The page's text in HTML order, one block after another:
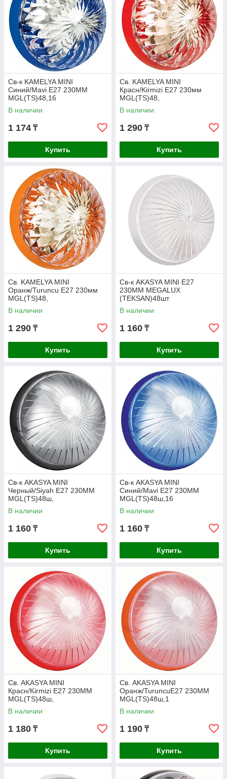
Св-к KAMELYA MINI
Синий/Mavi E27 230MM
MGL(TS)48,16
В наличии
1 174 ₸
Купить
Св. KAMELYA MINI
Красн/Kirmizi E27 230мм
MGL(TS)48,
В наличии
1 290 ₸
Купить
Св. KAMELYA MINI
Оранж/Turuncu E27 230мм
MGL(TS)48,
В наличии
1 290 ₸
Купить
Св-к AKASYA MINI E27
230MM MEGALUX
(TEKSAN)48шт
В наличии
1 160 ₸
Купить
Св-к AKASYA MINI
Черный/Siyah E27 230MM
MGL(TS)48ш,
В наличии
1 160 ₸
Купить
Св-к AKASYA MINI
Синий/Mavi E27 230MM
MGL(TS)48ш,16
В наличии
1 160 ₸
Купить
Св. AKASYA MINI
Красн/Kirmizi E27 230MM
MGL(TS)48ш,
В наличии
1 180 ₸
Купить
Св. AKASYA MINI
Оранж/TuruncuE27 230MM
MGL(TS)48ш,1
В наличии
1 190 ₸
Купить